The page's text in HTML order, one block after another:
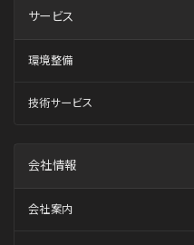
サービス
環境整備
技術サービス
会社情報
会社案内